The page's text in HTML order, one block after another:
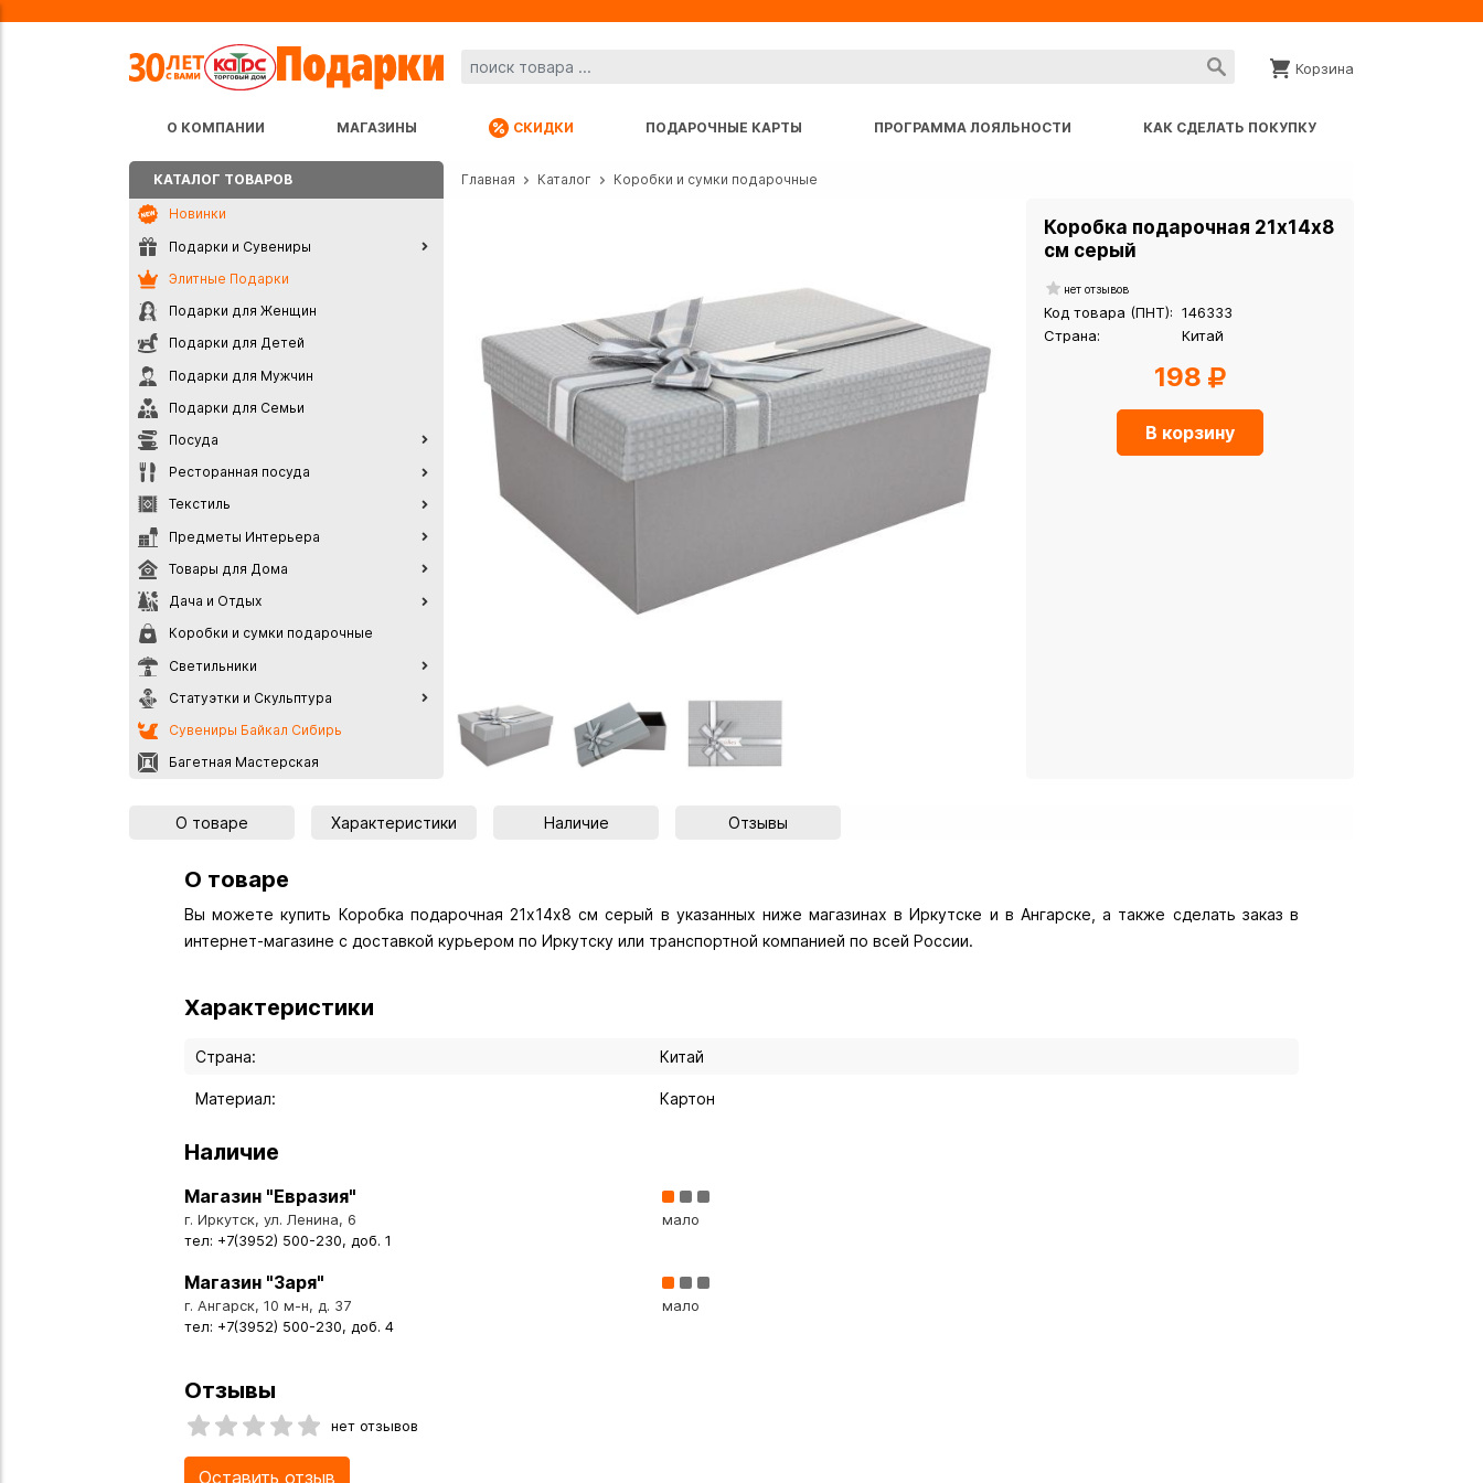
Корзина
О КОМПАНИИ МАГАЗИНЫ СКИДКИ ПОДАРОЧНЫЕ КАРТЫ ПРОГРАММА ЛОЯЛЬНОСТИ КАК СДЕЛАТЬ ПОКУПКУ
КАТАЛОГ ТОВАРОВ
Новинки
Подарки и Сувениры
Элитные Подарки
Подарки для Женщин
Подарки для Детей
Подарки для Мужчин
Подарки для Семьи
Посуда
Ресторанная посуда
Текстиль
Предметы Интерьера
Товары для Дома
Дача и Отдых
Коробки и сумки подарочные
Светильники
Статуэтки и Скульптура
Сувениры Байкал Сибирь
Багетная Мастерская
Главная Каталог Коробки и сумки подарочные
Коробка подарочная 21х14х8
см серый
нет отзывов
Код товара (ПНТ): 146333
Страна:
Китай
198
В корзину
О товаре Характеристики Наличие Отзывы
О товаре
Вы можете купить Коробка подарочная 21х14х8 см серый в указанных ниже магазинах в Иркутске и в Ангарске, а также сделать заказ в
интернет-магазине с доставкой курьером по Иркутску или транспортной компанией по всей России.
Характеристики
Страна: Китай
Материал: Картон
Наличие
Магазин "Евразия"
г. Иркутск, ул. Ленина, 6
тел: +7(3952) 500-230, доб. 1
мало
Магазин "Заря"
г. Ангарск, 10 м-н, д. 37
тел: +7(3952) 500-230, доб. 4
мало
Отзывы
нет отзывов
Оставить отзыв